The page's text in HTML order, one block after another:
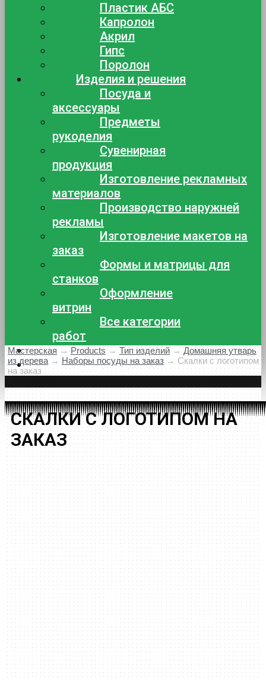
Пластик АБС
Капролон
Акрил
Гипс
Поролон
Изделия и решения
Посуда и
аксессуары
Предметы
рукоделия
Сувенирная
продукция
Изготовление рекламных
материалов
Производство наружней
рекламы
Изготовление макетов на
заказ
Формы и матрицы для
станков
Оформление
витрин
Все категории
работ
Доставка и оплата
Контакты
Мастерская→Products → Тип изделий→Домашняя утварь
из дерева→Наборы посуды на заказ → Скалки с логотипом
на заказ
СКАЛКИ С ЛОГОТИПОМ НА
ЗАКАЗ